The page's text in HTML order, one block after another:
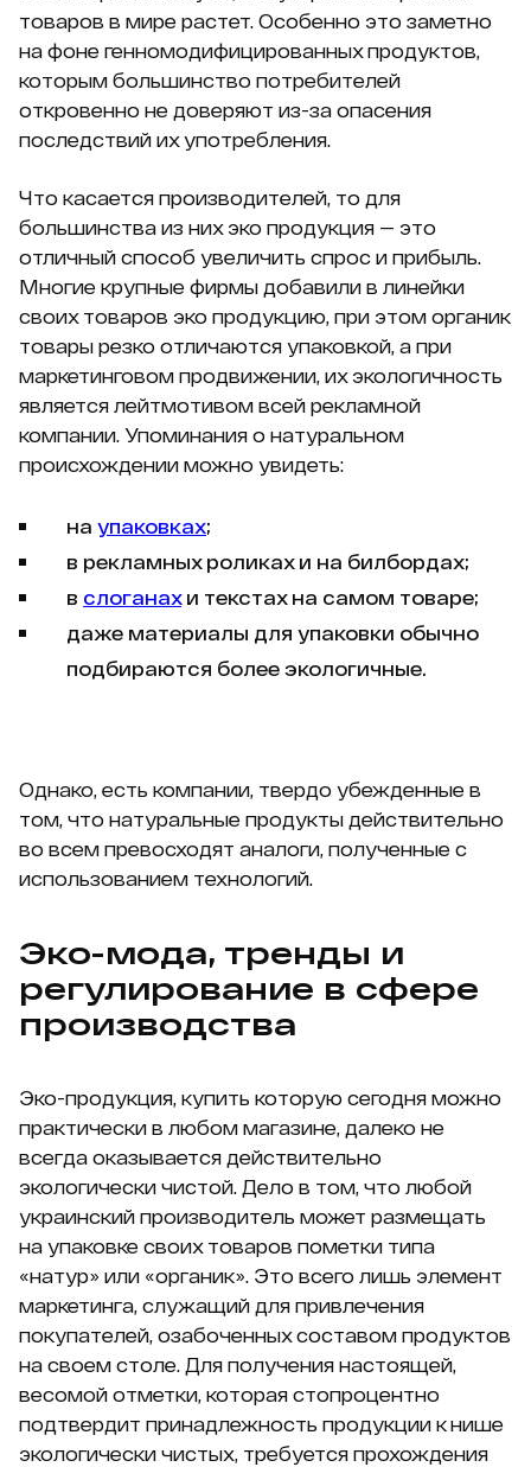
товаров в мире растет. Особенно это заметно
на фоне генномодифицированных продуктов,
которым большинство потребителей
откровенно не доверяют из-за опасения
последствий их употребления.
Что касается производителей, то для
большинства из них эко продукция — это
отличный способ увеличить спрос и прибыль.
Многие крупные фирмы добавили в линейки
своих товаров эко продукцию, при этом органик
товары резко отличаются упаковкой, а при
маркетинговом продвижении, их экологичность
является лейтмотивом всей рекламной
компании. Упоминания о натуральном
происхождении можно увидеть:
на упаковках;
в рекламных роликах и на билбордах;
в слоганахи текстах на самом товаре;
даже материалы для упаковки обычно
подбираются более экологичные.
Однако, есть компании, твердо убежденные в
том, что натуральные продукты действительно
во всем превосходят аналоги, полученные с
использованием технологий.
Эко-мода, тренды и
регулирование в сфере
производства
Эко-продукция, купить которую сегодня можно
практически в любом магазине, далеко не
всегда оказывается действительно
экологически чистой. Дело в том, что любой
украинский производитель может размещать
на упаковке своих товаров пометки типа
«натур» или «органик». Это всего лишь элемент
маркетинга, служащий для привлечения
покупателей, озабоченных составом продуктов
на своем столе. Для получения настоящей,
весомой отметки, которая стопроцентно
подтвердит принадлежность продукции к нише
экологически чистых, требуется прохождения